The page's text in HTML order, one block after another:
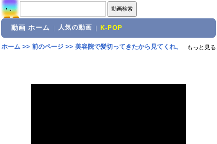
動画 ホーム 人気の動画 K-POP
ホーム>> 前のページ>> 美容院で髪切ってきたから見てくれ。 もっと見る